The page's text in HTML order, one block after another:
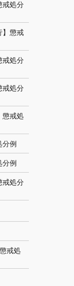
戒処分
】懲戒
戒処分
戒処分
懲戒処
分例
分例
戒処分
戒処